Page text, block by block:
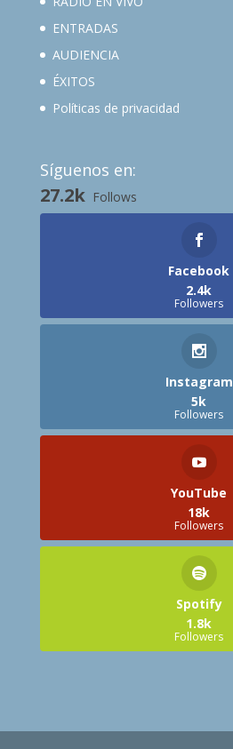
ENTRADAS
AUDIENCIA
ÉXITOS
Políticas de privacidad
Síguenos en:
27.2k Follows
Facebook
2.4k
Followers
Instagram
5k
Followers
YouTube
18k
Followers
Spotify
1.8k
Followers